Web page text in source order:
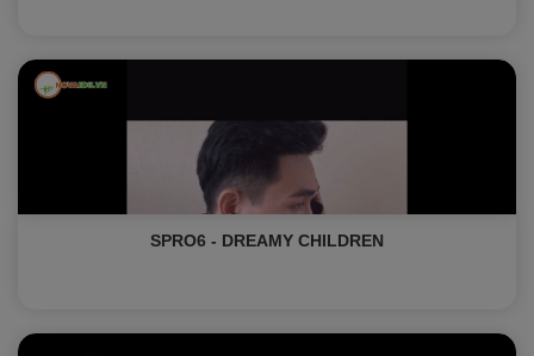
SPRO6 - DREAMY CHILDREN